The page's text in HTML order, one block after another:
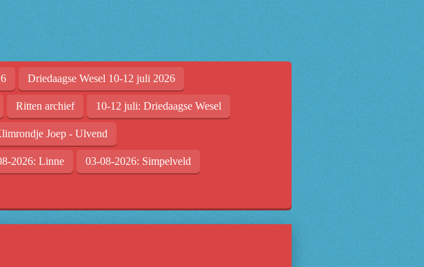
Driedaagse Wesel 10-12 juli 2026
Ritten archief 10-12 juli: Driedaagse Wesel
Joep - Ulvend
2026: Linne 03-08-2026: Simpelveld